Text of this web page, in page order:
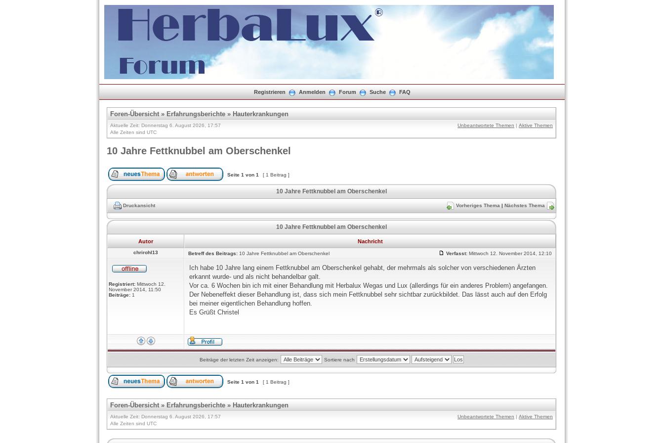
Registrieren Anmelden Forum Suche FAQ
Foren-Übersicht» Erfahrungsberichte » Hauterkrankungen
Aktuelle Zeit: Donnerstag 6. August 2026, 17:57
Alle Zeiten sind UTC
Unbeantwortete Themen | Aktive Themen
10 Jahre Fettknubbel am Oberschenkel
Seite 1 von 1 [ 1 Beitrag ]
10 Jahre Fettknubbel am Oberschenkel
Druckansicht Vorheriges Thema | Nächstes Thema
10 Jahre Fettknubbel am Oberschenkel
Autor Nachricht
chrirohl13 Betreff des Beitrags: 10 Jahre Fettknubbel am Oberschenkel Verfasst: Mittwoch 12. November 2014, 12:10
Registriert: Mittwoch 12.
November 2014, 11:50
Beiträge: 1
Ich habe 10 Jahre lang einem Fettknubbel am Oberschenkel gehabt, der mehrmals als solcher von verschiedenen Ärzten
erkannt wurde- und als nicht behandelbar galt.
Vor ca. 6 Wochen bin ich mit einer Behandlung mit Herbalux Wegas und Lux (allerdings für ein anderes Problem) angefangen.
Der Nebeneffekt dieser Behandlung ist, dass sich mein Fettknubbel sehr sichtbar zurückbildet. Das lässt auch auf den Erfolg
bei meiner eigentlichen Behandlung hoffen.
Es Grüßt Christel
Beiträge der letzten Zeit anzeigen: Sortiere nach
Seite 1 von 1 [ 1 Beitrag ]
Foren-Übersicht» Erfahrungsberichte » Hauterkrankungen
Aktuelle Zeit: Donnerstag 6. August 2026, 17:57
Alle Zeiten sind UTC
Unbeantwortete Themen | Aktive Themen